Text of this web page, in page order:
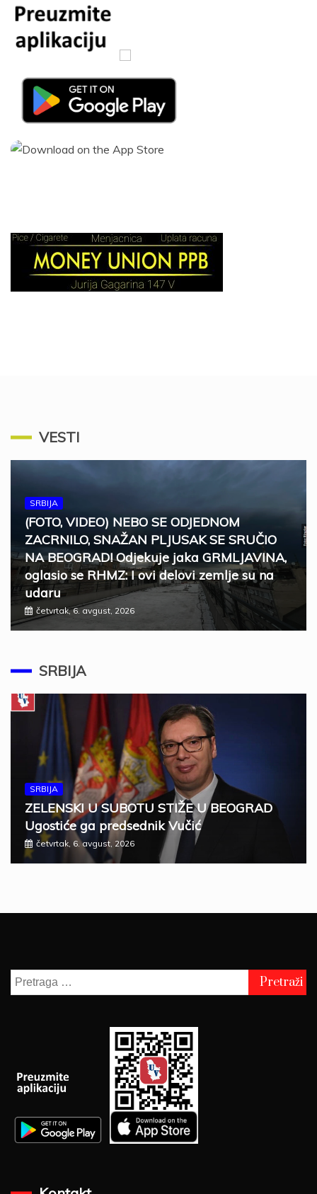
VESTI
SRBIJA
(FOTO, VIDEO) NEBO SE ODJEDNOM
ZACRNILO, SNAŽAN PLJUSAK SE SRUČIO
NA BEOGRAD! Odjekuje jaka GRMLJAVINA,
oglasio se RHMZ: I ovi delovi zemlje su na
udaru
četvrtak, 6. avgust, 2026
SRBIJA
SRBIJA
ZELENSKI U SUBOTU STIŽE U BEOGRAD
Ugostiće ga predsednik Vučić
četvrtak, 6. avgust, 2026
Pretraga
za: